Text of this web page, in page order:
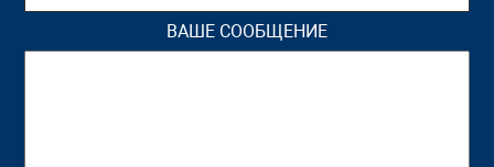
ВАШЕ СООБЩЕНИЕ